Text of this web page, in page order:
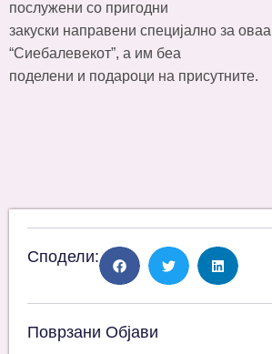
послужени со пригодни
закуски направени специјално за
“Сиебалевекот”, а им беа
поделени и подароци на присутните.
Сподели:
Поврзани Објави